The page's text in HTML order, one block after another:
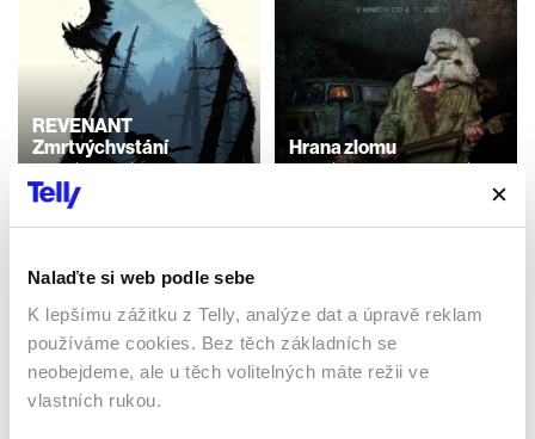
Nalaďte si web podle sebe
K lepšímu zážitku z Telly, analýze dat a úpravě reklam
používáme cookies. Bez těch základních se
neobejdeme, ale u těch volitelných máte režii ve
vlastních rukou.
REVENANT
Zmrtvýchvstání
Filmy / Thrillery /
Dobrodružné / Western
Hrana zlomu
Sledujte kdekoliv až na 6 zařízeních
Sledovat internetovou televizi jde odkudkoliv
po celé EU, a to až na 6 zařízeních.